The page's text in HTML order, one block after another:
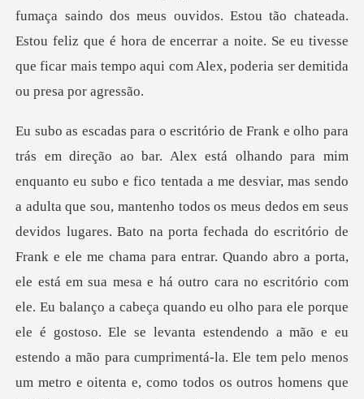
Baixar App
fumaça saindo dos
abro a porta,
ele está em sua mesa e há outro cara no escritório com
ele. Eu balanço a cabeça quando eu olho para ele porque
ele é gostoso. Ele se levanta estendendo a mão e eu
estendo a mão para cumprimentá-la. Ele tem pelo menos
um metro e oitenta e, como todos os outros homens que